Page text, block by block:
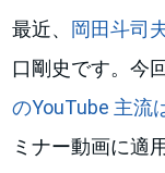
最近、 岡田斗司
口剛史です。今
のYouTube 主流
ミナー動画に適